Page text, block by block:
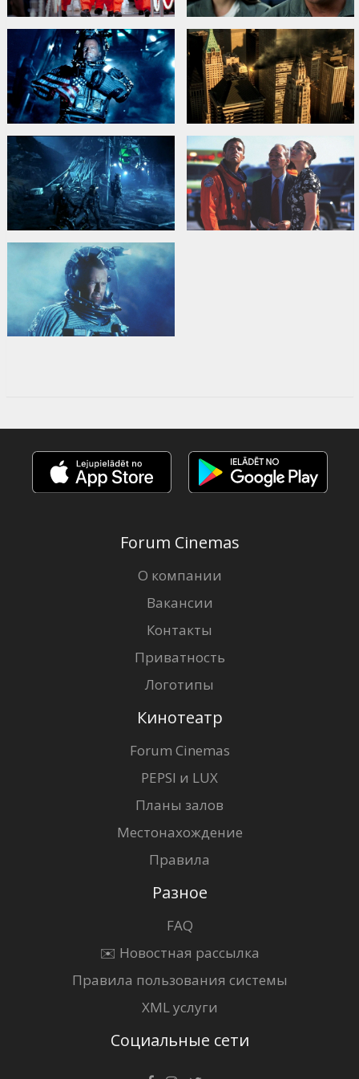
Forum Cinemas
О компании
Вакансии
Контакты
Приватность
Логотипы
Кинотеатр
Forum Cinemas
PEPSI и LUX
Планы залов
Местонахождение
Правила
Разное
FAQ
✉️ Новостная рассылка
Правила пользования системы
XML услуги
Социальные сети